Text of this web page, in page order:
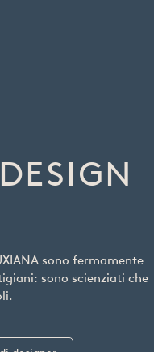
sono fermamente
sono scienziati che